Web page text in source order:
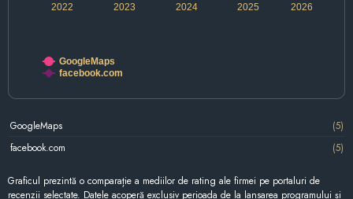
2022 2024 2026
2023 2025
GoogleMaps
facebook.com
GoogleMaps
(5)
facebook.com
(5)
Graficul prezintă o comparație a mediilor de rating ale firmei pe portaluri de
recenzii selectate. Datele acoperă exclusiv perioada de la lansarea programului și